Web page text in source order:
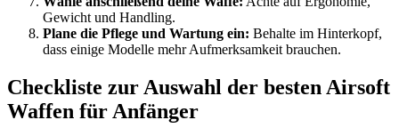
Gewicht und Handling.
Plane die Pflege und Wartung ein: Behalte im Hinterkopf,
dass einige Modelle mehr Aufmerksamkeit brauchen.
Checkliste zur Auswahl der besten Airsoft
Waffen für Anfänger